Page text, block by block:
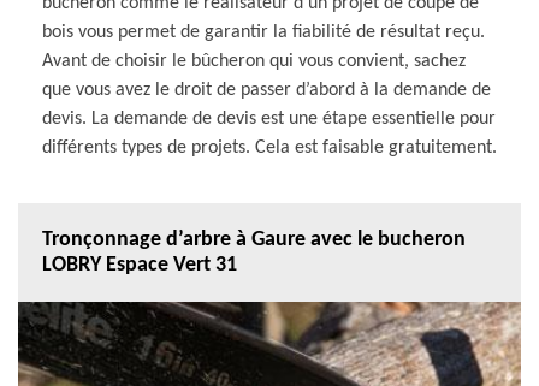
bois vous permet de garantir la fiabilité de résultat reçu.
Avant de choisir le bûcheron qui vous convient, sachez
que vous avez le droit de passer d’abord à la demande de
devis. La demande de devis est une étape essentielle pour
différents types de projets. Cela est faisable gratuitement.
Tronçonnage d’arbre à Gaure avec le bucheron
LOBRY Espace Vert 31